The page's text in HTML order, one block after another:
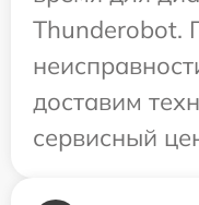
Thunderobot.
доставим
сервисный